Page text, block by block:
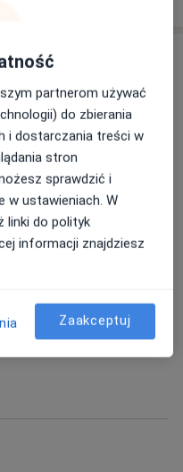
partnerom używać
do zbierania
i dostarczania treści w
stron
sprawdzić i
w ustawieniach. W
linki do polityk
informacji znajdziesz
Zaakceptuj